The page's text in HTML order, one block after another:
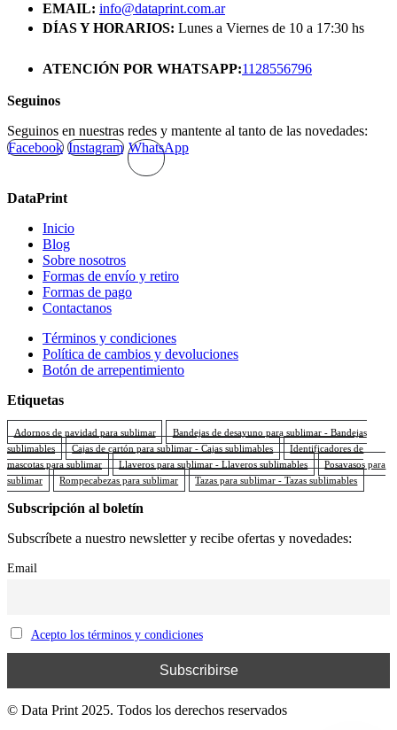
EMAIL: info@dataprint.com.ar
DÍAS Y HORARIOS: Lunes a Viernes de 10 a 17:30 hs
ATENCIÓN POR WHATSAPP:1128556796
Seguinos
Seguinos en nuestras redes y mantente al tanto de las novedades:
Facebook Instagram WhatsApp
DataPrint
Inicio
Blog
Sobre nosotros
Formas de envío y retiro
Formas de pago
Contactanos
Términos y condiciones
Política de cambios y devoluciones
Botón de arrepentimiento
Etiquetas
Adornos de navidad para sublimar
Bandejas de desayuno para sublimar - Bandejas
sublimables
Cajas de cartón para sublimar - Cajas sublimables
Identificadores de
mascotas para sublimar
Llaveros para sublimar - Llaveros sublimables
Posavasos para
sublimar
Rompecabezas para sublimar Tazas para sublimar - Tazas sublimables
Subscripción al boletín
Subscríbete a nuestro newsletter y recibe ofertas y novedades:
Email
Acepto los términos y condiciones
© Data Print 2025. Todos los derechos reservados